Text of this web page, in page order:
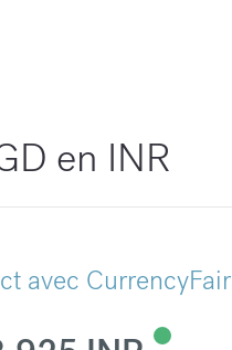
en INR
avec CurrencyFair